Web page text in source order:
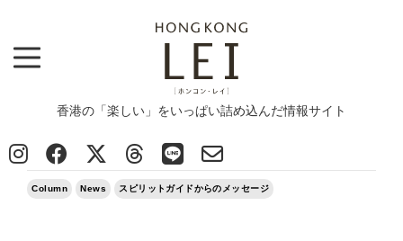
香港の「楽しい」をいっぱい詰め込んだ情報サイト
Column
>
2023/09/04
Column News スピリットガイドからのメッセージ